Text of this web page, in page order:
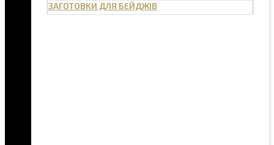
ЗАГОТОВКИ ДЛЯ БЕЙДЖІВ